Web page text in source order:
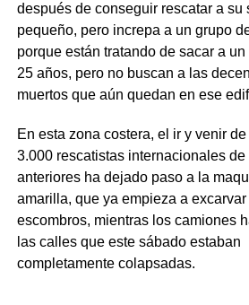
después de conseguir rescatar a su
pequeño, pero increpa a un grupo
porque están tratando de sacar a
25 años, pero no buscan a las
muertos que aún quedan en ese
En esta zona costera, el ir y venir
3.000 rescatistas internacionales de
anteriores ha dejado paso a la
amarilla, que ya empieza a excarvar
escombros, mientras los camiones
las calles que este sábado estaban
completamente colapsadas.